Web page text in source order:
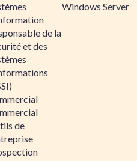
de la
et des
de
Windows Server